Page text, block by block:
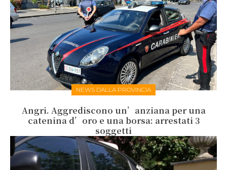
NEWS DALLA PROVINCIA
Angri. Aggrediscono un’anziana per una
catenina d’oro e una borsa: arrestati 3
soggetti